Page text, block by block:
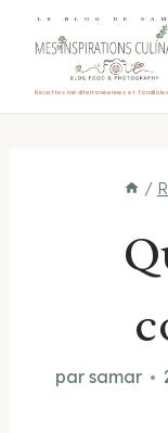
LE BLOG DE
Recettes méditerranéennes et
/
par samar